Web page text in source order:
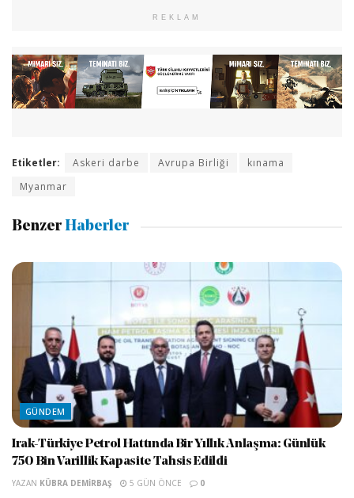
REKLAM
Etiketler: Askeri darbe Avrupa Birliği
kınama
Myanmar
Benzer Haberler
GÜNDEM
Irak-Türkiye Petrol Hattında Bir Yıllık Anlaşma: Günlük
750 Bin Varillik Kapasite Tahsis Edildi
YAZAN KÜBRA DEMIRBAŞ 5 GÜN ÖNCE 0